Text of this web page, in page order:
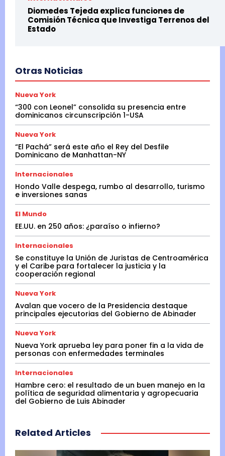
Diomedes Tejeda explica funciones de
Comisión Técnica que Investiga Terrenos del
Estado
Otras Noticias
Nueva York
“300 con Leonel” consolida su presencia entre
dominicanos circunscripción 1-USA
Nueva York
“El Pachá” será este año el Rey del Desfile
Dominicano de Manhattan-NY
Internacionales
Hondo Valle despega, rumbo al desarrollo, turismo
e inversiones sanas
El Mundo
EE.UU. en 250 años: ¿paraíso o infierno?
Internacionales
Se constituye la Unión de Juristas de Centroamérica
y el Caribe para fortalecer la justicia y la
cooperación regional
Nueva York
Avalan que vocero de la Presidencia destaque
principales ejecutorias del Gobierno de Abinader
Nueva York
Nueva York aprueba ley para poner fin a la vida de
personas con enfermedades terminales
Internacionales
Hambre cero: el resultado de un buen manejo en la
política de seguridad alimentaria y agropecuaria
del Gobierno de Luis Abinader
Related Articles